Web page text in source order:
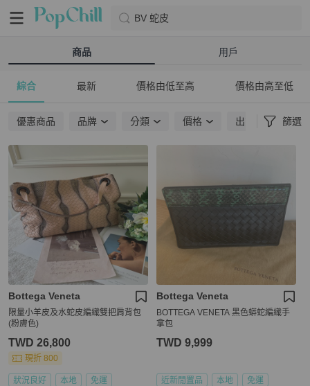
BV 蛇皮
商品 用戶
綜合 最新 價格由低至高 價格由高至低
優惠商品 品牌 分類 價格 出貨地點 篩選
Bottega Veneta
限量小羊皮及水蛇皮編織雙把肩背包
(粉膚色)
TWD 26,800
現折 800
狀況良好 本地 免運
Bottega Veneta
BOTTEGA VENETA 黑色蟒蛇編織手
拿包
TWD 9,999
近新閒置品 本地 免運